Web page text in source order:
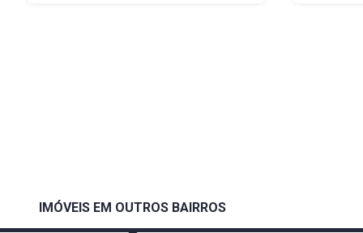
IMÓVEIS EM OUTROS BAIRROS